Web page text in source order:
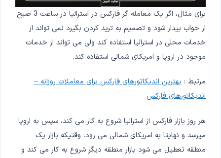
برای مثال، اگر یک معامله گر فارکس در استرالیا در ساعت 3 صبح
از خواب بیدار شود و تصمیم به ترید کردن بگیرد نمی تواند از
خدمات محلی در استرالیا استفاده کند ولی می تواند از خدمات
موجود در اروپا و امریکای شمالی استفاده کند.
مرتبط : بهترین اندیکاتورهای فارکس برای معاملات روزانه –
اندیکاتورهای فارکس
هر روز بازار فارکس از استرالیا شروع به کار می کند، سپس به اروپا
میرسد و نهایتا به امریکای شمالی می رود. وقتیکه بازار یک
منطقه تعطیل می شود بازار منطقه دیگر شروع به کار می کند و